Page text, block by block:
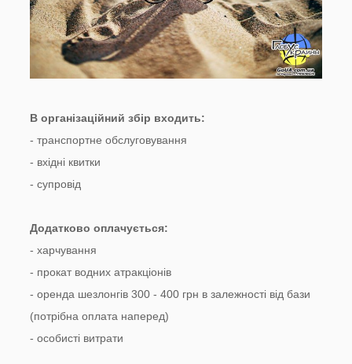
В організаційний збір входить:
- транспортне обслуговування
- вхідні квитки
- супровід
Додатково оплачується:
- харчування
- прокат водних атракціонів
- оренда шезлонгів 300 - 400 грн в залежності від бази
(потрібна оплата наперед)
- особисті витрати